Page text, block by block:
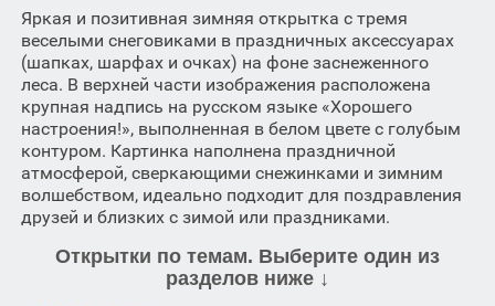
Яркая и позитивная зимняя открытка с тремя
веселыми снеговиками в праздничных аксессуарах
(шапках, шарфах и очках) на фоне заснеженного
леса. В верхней части изображения расположена
крупная надпись на русском языке «Хорошего
настроения!», выполненная в белом цвете с голубым
контуром. Картинка наполнена праздничной
атмосферой, сверкающими снежинками и зимним
волшебством, идеально подходит для поздравления
друзей и близких с зимой или праздниками.
Открытки по темам. Выберите один из
разделов ниже ↓